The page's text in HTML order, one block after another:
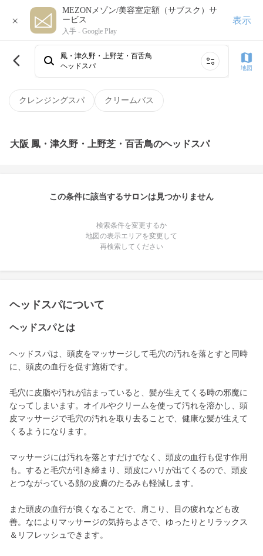
×
MEZONメゾン/美容室定額（サブスク）サ
ービス
入手 - Google Play
表示
クレンジングスパ クリームバス
鳳・津久野・上野芝・百舌鳥
ヘッドスパ
地図
大阪 鳳・津久野・上野芝・百舌鳥のヘッドスパ
この条件に該当するサロンは見つかりません
検索条件を変更するか
地図の表示エリアを変更して
再検索してください
ヘッドスパについて
ヘッドスパとは
ヘッドスパは、頭皮をマッサージして毛穴の汚れを落とすと同時
に、頭皮の血行を促す施術です。
毛穴に皮脂や汚れが詰まっていると、髪が生えてくる時の邪魔に
なってしまいます。オイルやクリームを使って汚れを溶かし、頭
皮マッサージで毛穴の汚れを取り去ることで、健康な髪が生えて
くるようになります。
マッサージには汚れを落とすだけでなく、頭皮の血行も促す作用
も。すると毛穴が引き締まり、頭皮にハリが出てくるので、頭皮
とつながっている顔の皮膚のたるみも軽減します。
また頭皮の血行が良くなることで、肩こり、目の疲れなども改
善。なによりマッサージの気持ちよさで、ゆったりとリラックス
＆リフレッシュできます。